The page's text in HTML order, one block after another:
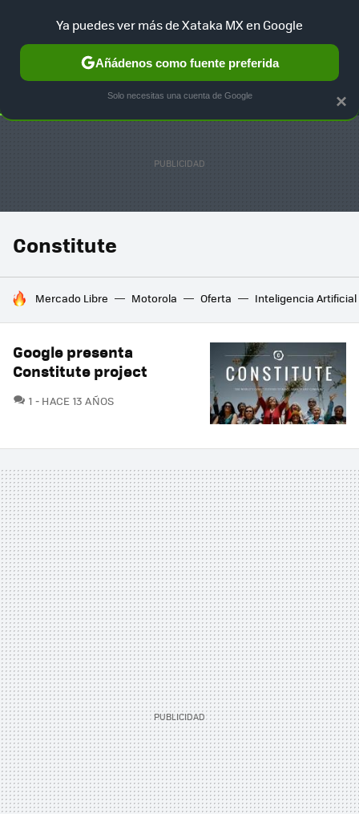
SELECCIÓN GAMING HOME AUTO TERRITORIO
Constitute
HOY SE HABLA DE
Mercado Libre Motorola Oferta Inteligencia Artificial
Google presenta
Constitute project
1 COMENTARIOS
HACE 13 AÑOS
×
Ya puedes ver más de Xataka MX en Google
Añádenos como fuente preferida
Solo necesitas una cuenta de Google